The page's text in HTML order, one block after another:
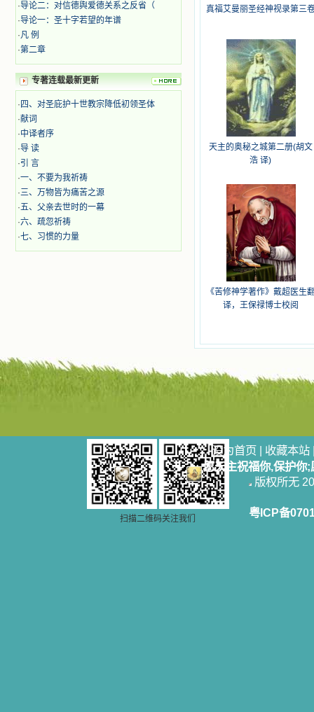
我可能到死还不认识他们呢！ 我
的心灵从主给我的这些圣人的言行中
选取了最美的色彩；当他们的一生在
我面前展开时，我是多么的惊奇、兴
奋啊！当我读到他们为主而受人逼
迫、凌辱，为将福音广传而被人追杀
时，我为他们的在天之灵祈祷，我哭
着，为自已的同胞带给他们的苦难而
哀号。我一遍遍地重读那一行行被我
的斑斑泪痕弄得模糊不清的字句，那
些被主的爱火所燃烧而离开家乡来到
中国的传教士，我多么爱你们啊！我
心中流淌着多少感激的泪水。 他
们受苦却觉得喜乐，因为他们爱主，
他们感到能为主受一点苦是多么喜乐
的事。他们受苦时仍在唱着感谢的
歌，因他们无法不称颂主，因主使他
们的心灵洋溢了快乐；他们激发了我
内心神圣的热情，在我的心灵深处燃
烧起一股无法扑灭的火焰，他们那强
喜欢乐的甜蜜的相会，这世界对于我
一点吸引力都没有了。 从这些书
籍里，我认识了许多爱主的人，他们
各种宝藏，听他们对悦主的甜蜜喁
语，我也陶醉了。主藉着这些书籍慢
慢地培养我的心灵，当我看到这些圣
德芬芳的圣人再看看满身污秽的我，
我失望过，沮丧过，哭泣过，和主呕
气过，甚至埋怨天主不用祂的全能让
我立刻成圣。但是主让我明白，灵命
·导论二：对信德舆爱德关系之反省（
·导论一：圣十字若望的年谱
·凡 例
·第二章
专著连载最新更新
· 四、对圣庇护十世教宗降低初领圣体
·献词
·中译者序
·导 读
·引 言
·一、不要为我祈祷
·三、万物皆为痛苦之源
·五、父亲去世时的一幕
·六、疏忽祈祷
·七、习惯的力量
真福艾曼丽圣经神视录第三
天主的奥秘之城第二册(胡文
浩 译)
《苦修神学著作》戴超医生
译，王保禄博士校阅
扫描二维码关注我们
设为首页 | 收藏本站
愿天主祝福你,保护你
版权所无
粤ICP备